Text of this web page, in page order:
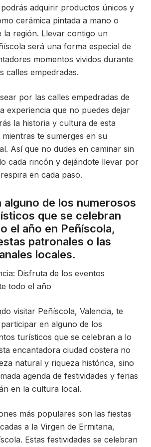
adquirir productos únicos y
cerámica pintada a mano o
la región. Llevar contigo un
será una forma especial de
momentos vividos durante
calles empedradas.
por las calles empedradas de
experiencia que no puedes dejar
la historia y cultura de esta
te sumerges en su
Así que no dudes en caminar sin
cada rincón y dejándote llevar por
en cada paso.
alguno de los numerosos
que se celebran
el año en Peñíscola,
patronales o las
locales.
Disfruta de los eventos
todo el año
visitar Peñíscola, Valencia, te
en alguno de los
turísticos que se celebran a lo
encantadora ciudad costera no
natural y riqueza histórica, sino
agenda de festividades y ferias
en la cultura local.
más populares son las fiestas
a la Virgen de Ermitana,
Estas festividades se celebran